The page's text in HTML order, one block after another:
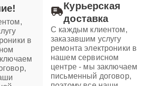
в
Курьерская
доставка
С каждым клиентом,
заказавшим услугу
ремонта электроники в
нашем сервисном
центре - мы заключаем
письменный договор,